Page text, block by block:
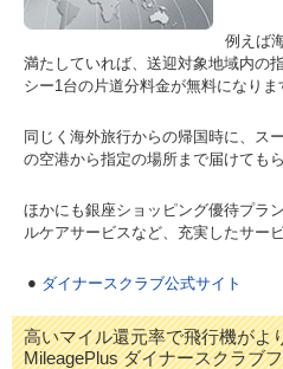
例えば
満たしていれば、送迎対象地域内の
シー1台の片道分料金が無料になりま
同じく海外旅行からの帰国時に、ス
の空港から指定の場所まで届けてもら
ほかにも銀座ショッピング優待プラ
ルケアサービスなど、充実したサー
ダイナースクラブ公式サイト
高いマイル還元率で飛行機がよ
MileagePlus ダイナースクラブ